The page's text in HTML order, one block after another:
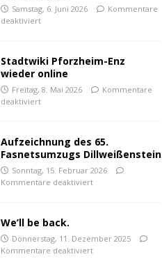
Samstag, 6. Juni 2026
Kommentare
deaktiviert
Stadtwiki Pforzheim-Enz
wieder online
Freitag, 8. Mai 2026
Kommentare
deaktiviert
Aufzeichnung des 65.
Fasnetsumzugs Dillweißenstein
Sonntag, 15. Februar 2026
Kommentare deaktiviert
We’ll be back.
Donnerstag, 11. Dezember 2025
Kommentare deaktiviert